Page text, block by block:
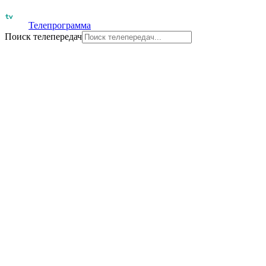
Телепрограмма
Поиск телепередач